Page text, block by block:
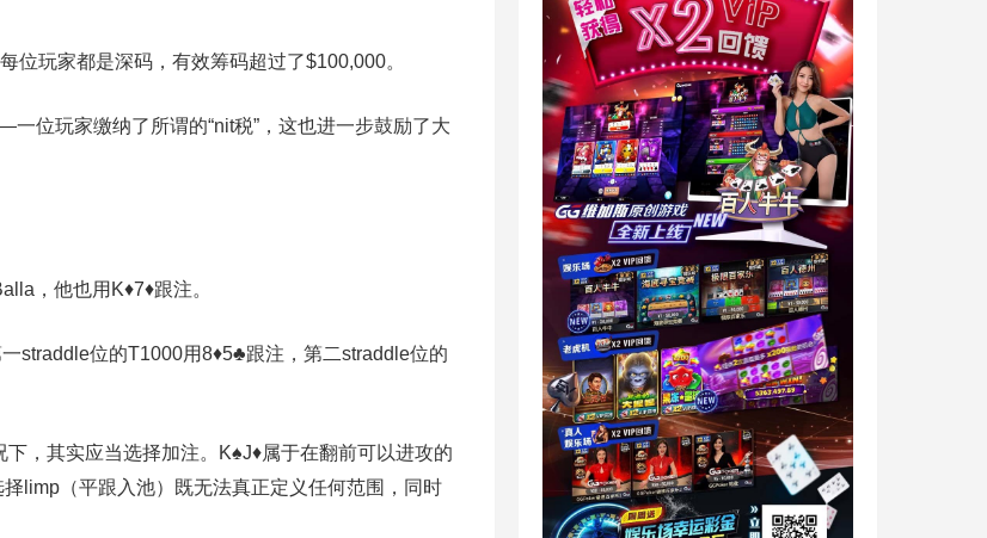
位玩家都是深码，有效筹码超过了$100,000。
位玩家缴纳了所谓的“nit税”，这也进一步鼓励了大
，他也用K♦7♦跟注。
straddle位的T1000用8♦5♣跟注，第二straddle位的
，其实应当选择加注。K♠J♦属于在翻前可以进攻的
limp（平跟入池）既无法真正定义任何范围，同时